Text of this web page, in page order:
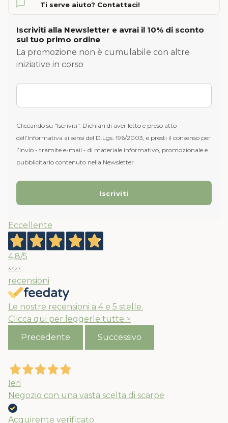
Ti serve aiuto? Contattaci!
Iscriviti alla Newsletter e avrai il 10% di sconto
sul tuo primo ordine
La promozione non è cumulabile con altre
iniziative in corso
Cliccando su "Iscriviti", Dichiari di aver letto e preso atto
dell’Informativa ai sensi del D.Lgs. 196/2003, e presti il consenso per
l’invio - tramite e-mail - di materiale informativo, promozionale e
pubblicitario contenuto nella Newsletter
Eccellente
4,8/5
3.427
recensioni
Le nostre recensioni a 4 e 5 stelle.
Clicca qui per leggerle tutte >
Precedente
Successivo
Ieri
Negozio con una vasta scelta di scarpe
Acquirente verificato